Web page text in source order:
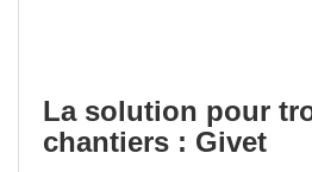
La solution pour
chantiers : Givet